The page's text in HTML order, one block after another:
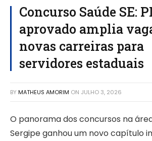
Concurso Saúde SE:
aprovado amplia
novas carreiras para
servidores estaduais
BY MATHEUS AMORIM ON JULHO 3, 2026
O panorama dos concursos na
Sergipe ganhou um novo capítulo